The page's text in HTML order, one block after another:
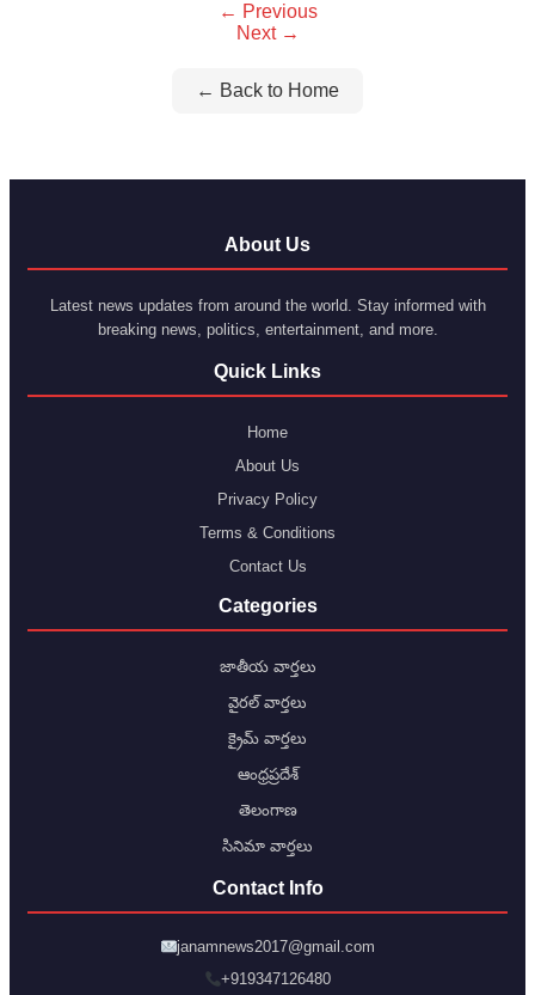
← Previous
Next →
← Back to Home
About Us
Latest news updates from around the world. Stay informed with
breaking news, politics, entertainment, and more.
Quick Links
Home
About Us
Privacy Policy
Terms & Conditions
Contact Us
Categories
జాతీయ వార్తలు
వైరల్ వార్తలు
క్రైమ్ వార్తలు
ఆంధ్రప్రదేశ్
తెలంగాణ
సినిమా వార్తలు
Contact Info
janamnews2017@gmail.com
+919347126480